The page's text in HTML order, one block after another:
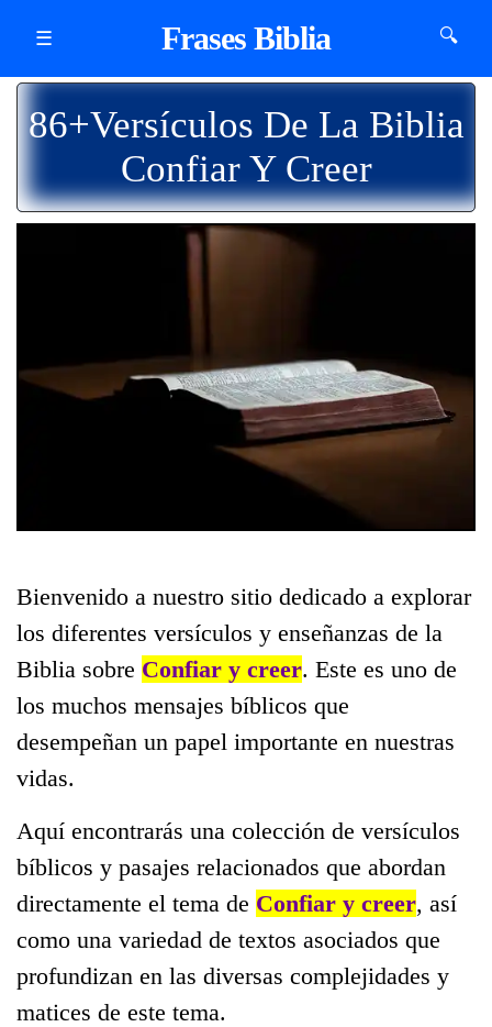
☰ Frases Biblia 🔍
86+Versículos De La Biblia
Confiar Y Creer
Bienvenido a nuestro sitio dedicado a explorar
los diferentes versículos y enseñanzas de la
Biblia sobre Confiar y creer. Este es uno de
los muchos mensajes bíblicos que
desempeñan un papel importante en nuestras
vidas.
Aquí encontrarás una colección de versículos
bíblicos y pasajes relacionados que abordan
directamente el tema de Confiar y creer, así
como una variedad de textos asociados que
profundizan en las diversas complejidades y
matices de este tema.